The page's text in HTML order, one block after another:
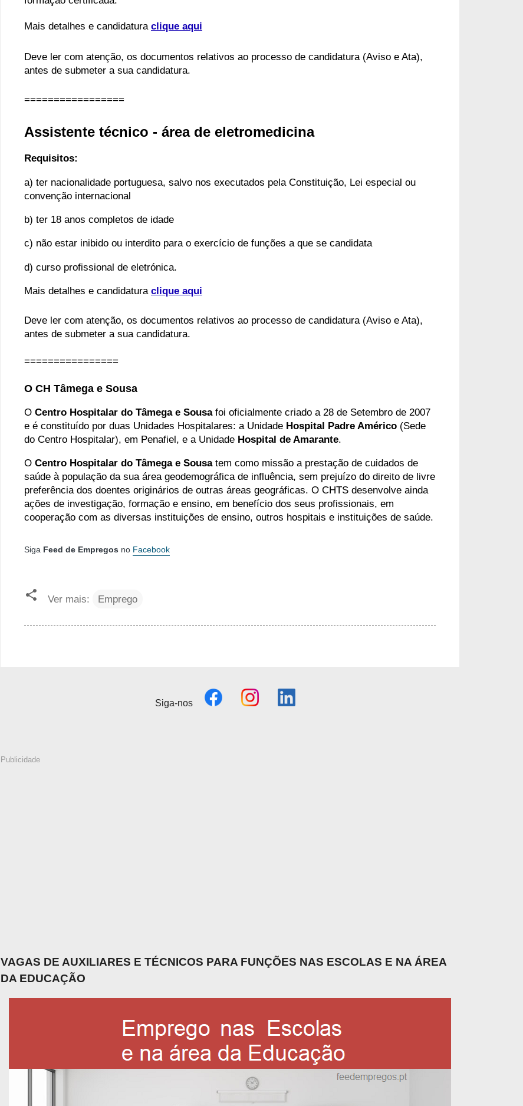
Mais detalhes e candidatura clique aqui
Deve ler com atenção, os documentos relativos ao processo de candidatura (Aviso e Ata),
antes de submeter a sua candidatura.
=================
Assistente técnico - área de eletromedicina
Requisitos:
a) ter nacionalidade portuguesa, salvo nos executados pela Constituição, Lei especial ou
convenção internacional
b) ter 18 anos completos de idade
c) não estar inibido ou interdito para o exercício de funções a que se candidata
d) curso profissional de eletrónica.
Mais detalhes e candidatura clique aqui
Deve ler com atenção, os documentos relativos ao processo de candidatura (Aviso e Ata),
antes de submeter a sua candidatura.
================
O CH Tâmega e Sousa
O Centro Hospitalar do Tâmega e Sousafoi oficialmente criado a 28 de Setembro de 2007
e é constituído por duas Unidades Hospitalares: a Unidade Hospital Padre Américo (Sede
do Centro Hospitalar), em Penafiel, e a Unidade Hospital de Amarante.
O Centro Hospitalar do Tâmega e Sousatem como missão a prestação de cuidados de
saúde à população da sua área geodemográfica de influência, sem prejuízo do direito de livre
preferência dos doentes originários de outras áreas geográficas. O CHTS desenvolve ainda
ações de investigação, formação e ensino, em benefício dos seus profissionais, em
cooperação com as diversas instituições de ensino, outros hospitais e instituições de saúde.
Siga Feed de Empregos no Facebook
Ver mais: Emprego
Siga-nos
Publicidade
VAGAS DE AUXILIARES E TÉCNICOS PARA FUNÇÕES NAS ESCOLAS E NA ÁREA
DA EDUCAÇÃO